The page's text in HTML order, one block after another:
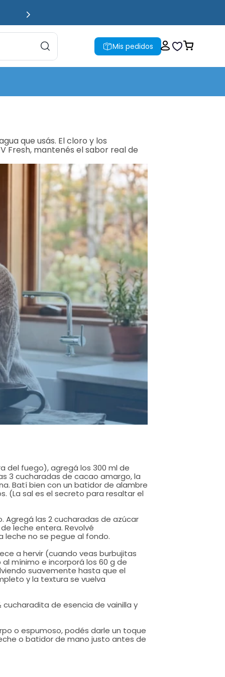
Mis pedidos
que usás. El cloro y los
Fresh, mantenés el sabor real de
del fuego), agregá los 300 ml de
3 cucharadas de cacao amargo, la
Batí bien con un batidor de alambre
(La sal es el secreto para resaltar el
Agregá las 2 cucharadas de azúcar
leche entera. Revolvé
no se pegue al fondo.
a hervir (cuando veas burbujitas
mínimo e incorporá los 60 g de
suavemente hasta que el
y la textura se vuelva
de esencia de vainilla y
o espumoso, podés darle un toque
o batidor de mano justo antes de